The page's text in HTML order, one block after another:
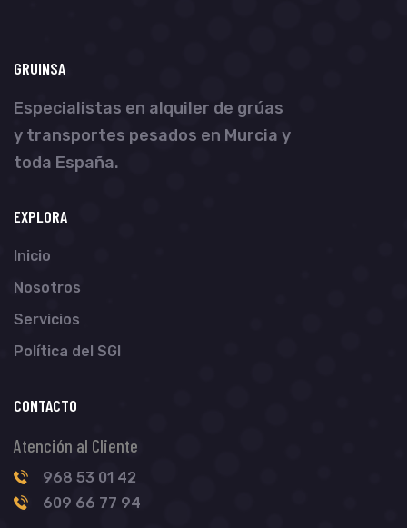
GRUINSA
Especialistas en alquiler de grúas
y transportes pesados en Murcia y
toda España.
EXPLORA
Inicio
Nosotros
Servicios
Política del SGI
CONTACTO
Atención al Cliente
968 53 01 42
609 66 77 94